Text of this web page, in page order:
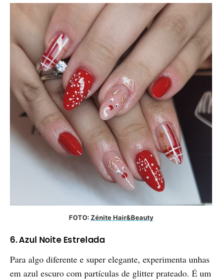
FOTO: Zénite Hair&Beauty
6. Azul Noite Estrelada
Para algo diferente e super elegante, experimenta unhas
em azul escuro com partículas de glitter prateado. É um